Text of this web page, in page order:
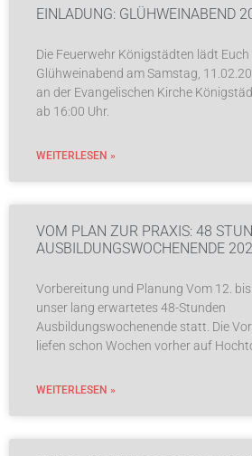
EINLADUNG: GLÜHWEINABEND
Die Feuerwehr Königstädten lädt
Glühweinabend am Samstag,
an der Evangelischen Kirche
ab 16:00 Uhr.
WEITERLESEN »
VOM PLAN ZUR PRAXIS: 48
AUSBILDUNGSWOCHENENDE
Vorbereitung und Planung Vom 12.
unser lang erwartetes 48-Stunden
Ausbildungswochenende statt. Die
liefen schon Wochen vorher auf
WEITERLESEN »